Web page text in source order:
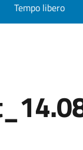
Tempo libero